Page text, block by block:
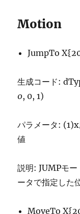
Motion
JumpTo
生成コード:
0, 0, 1)
パラメータ:
値
説明: JUMPモー
ータで指定した
MoveTo